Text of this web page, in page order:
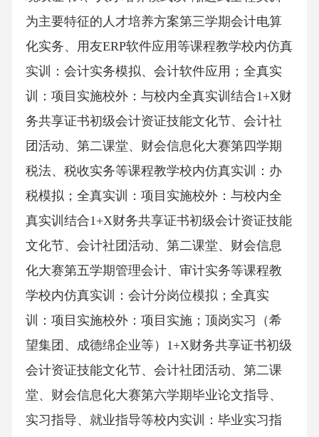
为主要特征的人才培养方案第三学期会计电算
化实务、用友ERP软件应用等课程教学校内仿真
实训：会计实务模拟、会计软件应用；全真实
训：项目实施校外：与校内全真实训结合1+X财
务共享证书初级会计资证技能文化节、会计社
团活动、第二课堂、财会信息化大赛第四学期
税法、税收实务等课程教学校内仿真实训：办
税模拟；全真实训：项目实施校外：与校内全
真实训结合1+X财务共享证书初级会计资证技能
文化节、会计社团活动、第二课堂、财会信息
化大赛第五学期管理会计、审计实务等课程教
学校内仿真实训：会计分岗位模拟；全真实
训：项目实施校外：项目实施；顶岗实习（希
望集团、成德绵企业等）1+X财务共享证书初级
会计资证技能文化节、会计社团活动、第二课
堂、财会信息化大赛第六学期毕业论文指导、
实习指导、就业指导等校内实训：毕业实习指